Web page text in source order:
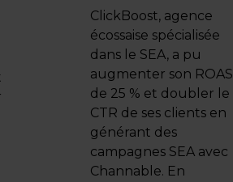
ClickBoost, agence
écossaise spécialisée
dans le SEA, a pu
augmenter son ROAS
de 25 % et doubler le
CTR de ses clients en
générant des
campagnes SEA avec
Channable. En